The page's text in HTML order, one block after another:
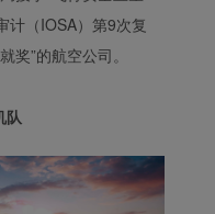
计（IOSA）第9次复
奖”的航空公司。
队